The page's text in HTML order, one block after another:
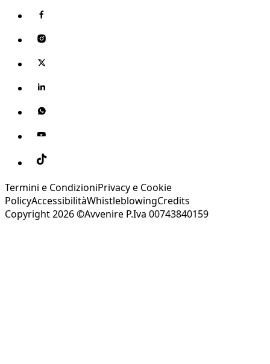
Termini e CondizioniPrivacy e Cookie
PolicyAccessibilitàWhistleblowingCredits
Copyright 2026 ©Avvenire P.Iva 00743840159